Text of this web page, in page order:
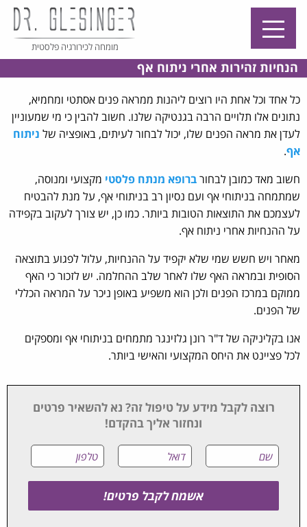
מומחה לכירורגיה פלסטית
הנחיות זהירות אחרי ניתוח אף
כל אחד וכל אחת היו רוצים ליהנות ממראה פנים אסתטי ומחמיא,
נתונים אלו תלויים הרבה בגנטיקה שלנו. חשוב להבין כי מי שמעוניין
לעדן את מראה הפנים שלו, יכול לבחור לעיתים, באופציה של ניתוח
אף.
חשוב מאד כמובן לבחורברופא מנתח פלסטי מקצועי ומנוסה,
שמתמחה בניתוחי אף ועם נסיון רב בניתוחי אף, על מנת להבטיח
לעצמכם את התוצאות הטובות ביותר. כמו כן, יש צורך לעקוב בקפידה
על ההנחיות אחרי ניתוח אף.
מאחר ויש חשש שמי שלא יקפיד על ההנחיות, עלול לפגוע בתוצאה
הסופית ובמראה האף שלו לאחר שלב ההחלמה. יש לזכור כי האף
ממוקם במרכז הפנים ולכן הוא משפיע באופן ניכר על המראה הכללי
של הפנים.
אנו בקליניקה של ד"ר רונן גלזינגר מתמחים בניתוחי אף ומספקים
לכל פציינט את היחס המקצועי והאישי ביותר.
רוצה לקבל מידע על טיפול זה? נא להשאיר פרטים
ונחזור אליך בהקדם!